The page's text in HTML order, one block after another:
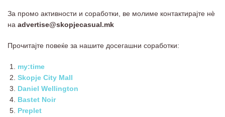
За промо активности и соработки, ве молиме контактирајте нѐ
на advertise@skopjecasual.mk
Прочитајте повеќе за нашите досегашни соработки:
my:time
Skopje City Mall
Daniel Wellington
Bastet Noir
Preplet